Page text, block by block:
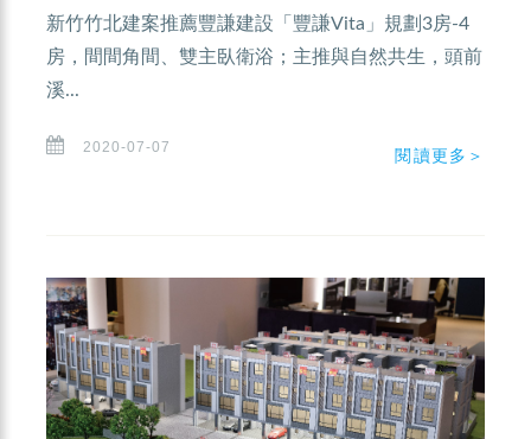
新竹竹北建案推薦豐謙建設「豐謙Vita」規劃3房-4
房，間間角間、雙主臥衛浴；主推與自然共生，頭前
溪...
2020-07-07 閱讀更多＞